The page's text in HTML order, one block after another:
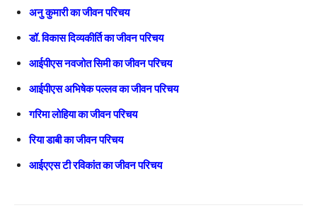
अनु कुमारी का जीवन परिचय
डॉ. विकास दिव्यकीर्ति का जीवन परिचय
आईपीएस नवजोत सिमी का जीवन परिचय
आईपीएस अभिषेक पल्लव का जीवन परिचय
गरिमा लोहिया का जीवन परिचय
रिया डाबी का जीवन परिचय
आईएएस टी रविकांत का जीवन परिचय